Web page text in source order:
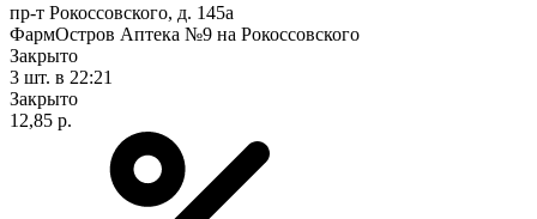
пр-т Рокоссовского, д. 145а
ФармОстров Аптека №9 на Рокоссовского
Закрыто
3 шт. в 22:21
Закрыто
12,85 р.